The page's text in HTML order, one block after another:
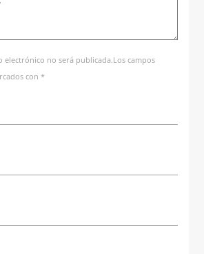
electrónico no será publicada.Los campos
con *